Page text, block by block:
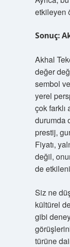
etkileyen
Sonuç:
Akhal
değer
sembol
yerel
çok farklı
durumda
prestij,
Fiyatı,
değil,
de
Siz ne
kültürel
gibi
türüne